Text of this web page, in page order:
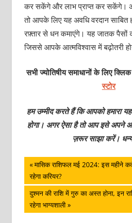
कर सकेंगे और लाभ प्राप्त कर सकेंगे।
तो आपके लिए यह अवधि वरदान
रफ़्तार से धन कमाएंगे। यह जातक
जिससे आपके आत्मविश्वास में बढ़ोतरी
सभी ज्योतिषीय समाधानों के लिए
स्टोर
हम उम्मीद करते हैं कि आपको हमारा
होगा। अगर ऐसा है तो आप इसे अपने
ज़रूर साझा करें।
पोस्ट
नेविगेशन
Previous
Post:
मासिक राशिफल मई 2024: इस महीने
रहेगा करियर?
Next
Post:
दुश्‍मन की राशि में गुरु का अस्‍त होना, इन
रहेगा भाग्‍यशाली